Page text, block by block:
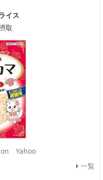
イス
取
Yahoo
一覧